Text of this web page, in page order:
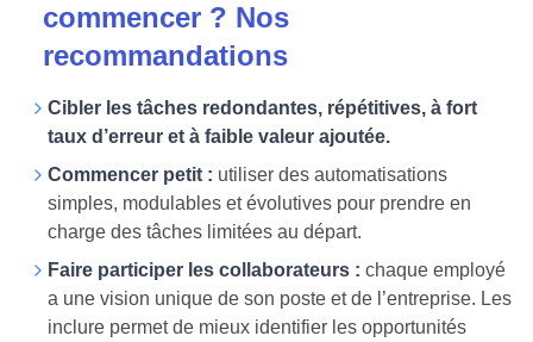
commencer ? Nos
recommandations
Cibler les tâches redondantes, répétitives, à fort
taux d’erreur et à faible valeur ajoutée.
Commencer petit : utiliser des automatisations
simples, modulables et évolutives pour prendre en
charge des tâches limitées au départ.
Faire participer les collaborateurs : chaque employé
a une vision unique de son poste et de l’entreprise. Les
inclure permet de mieux identifier les opportunités